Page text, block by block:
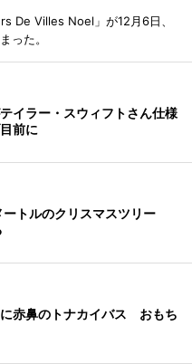
De Villes Noel」が12月6日、
った。
イラー・スウィフトさん仕様
前に
トルのクリスマスツリー
赤鼻のトナカイバス おもち